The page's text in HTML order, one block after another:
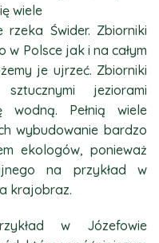
wiele
Świder. Zbiorniki
Polsce jak i na całym
je ujrzeć. Zbiorniki
jeziorami
Pełnią wiele
wybudowanie bardzo
ekologów, ponieważ
na przykład w
krajobraz.
w Józefowie